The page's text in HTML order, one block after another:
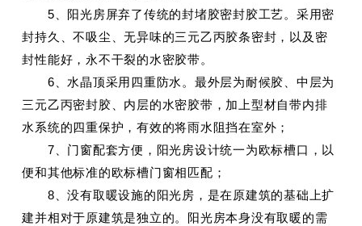
5、阳光房屏弃了传统的封堵胶密封胶工艺。采用密
封持久、不吸尘、无异味的三元乙丙胶条密封，以及密
封性能好，永不干裂的水密胶带。
6、水晶顶采用四重防水。最外层为耐候胶、中层为
三元乙丙密封胶、内层的水密胶带，加上型材自带内排
水系统的四重保护，有效的将雨水阻挡在室外；
7、门窗配套方便，阳光房设计统一为欧标槽口，以
便和其他标准的欧标槽门窗相匹配；
8、没有取暖设施的阳光房，是在原建筑的基础上扩
建并相对于原建筑是独立的。阳光房本身没有取暖的需